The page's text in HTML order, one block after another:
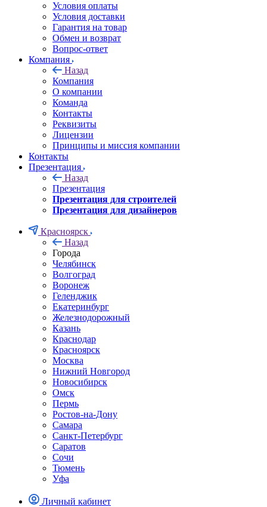
Условия оплаты
Условия доставки
Гарантия на товар
Обмен и возврат
Вопрос-ответ
Компания
Назад
Компания
О компании
Команда
Контакты
Реквизиты
Лицензии
Принципы и миссия компании
Контакты
Презентация
Назад
Презентация
Презентация для строителей
Презентация для дизайнеров
Красноярск
Назад
Города
Челябинск
Волгоград
Воронеж
Геленджик
Екатеринбург
Железнодорожный
Казань
Краснодар
Красноярск
Москва
Нижний Новгород
Новосибирск
Омск
Пермь
Ростов-на-Дону
Самара
Санкт-Петербург
Саратов
Сочи
Тюмень
Уфа
Личный кабинет